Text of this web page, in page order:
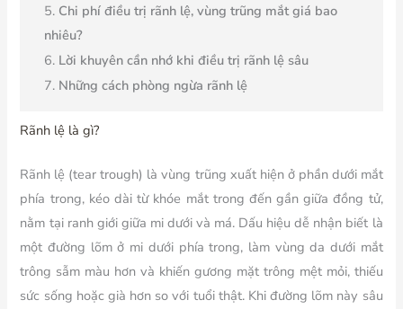
Chi phí điều trị rãnh lệ, vùng trũng mắt giá bao
nhiêu?
Lời khuyên cần nhớ khi điều trị rãnh lệ sâu
Những cách phòng ngừa rãnh lệ
Rãnh lệ là gì?
Rãnh lệ (tear trough) là vùng trũng xuất hiện ở phần dưới mắt
phía trong, kéo dài từ khóe mắt trong đến gần giữa đồng tử,
nằm tại ranh giới giữa mi dưới và má. Dấu hiệu dễ nhận biết là
một đường lõm ở mi dưới phía trong, làm vùng da dưới mắt
trông sẫm màu hơn và khiến gương mặt trông mệt mỏi, thiếu
sức sống hoặc già hơn so với tuổi thật. Khi đường lõm này sâu